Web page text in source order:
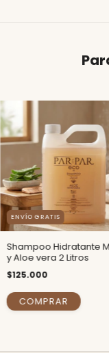
ENVÍO GRATIS
Shampoo Hidratante
y Aloe vera 2 Litros
$125.000